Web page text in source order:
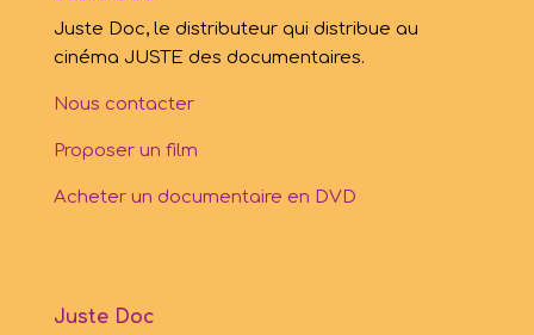
Juste Doc, le distributeur qui distribue au
cinéma JUSTE des documentaires.
Nous contacter
Proposer un film
Acheter un documentaire en DVD
Juste Doc